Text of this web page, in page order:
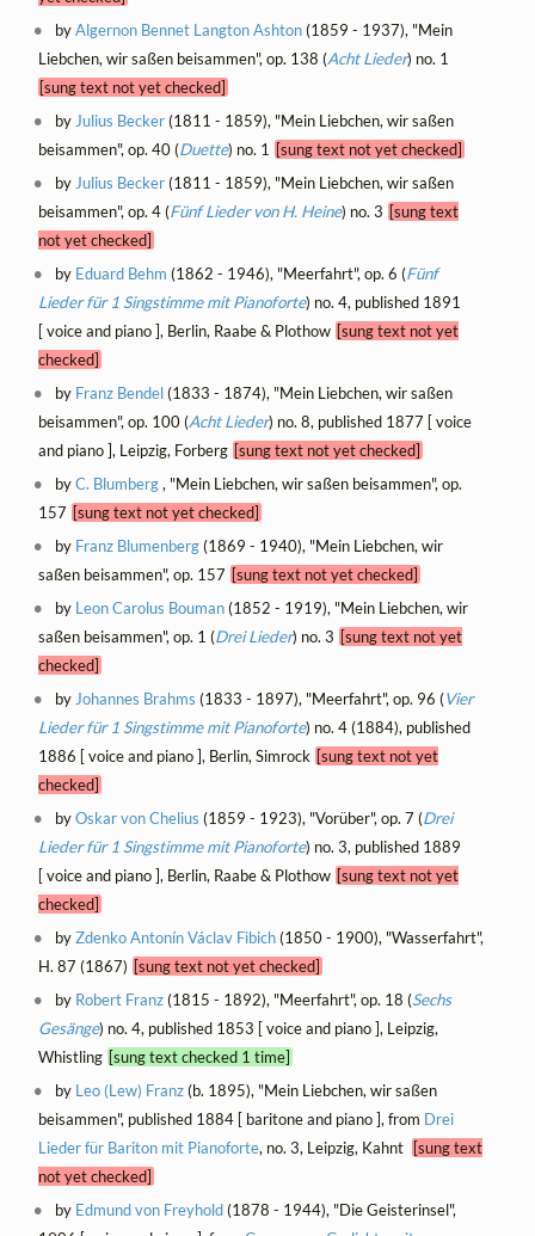
byAlgernon Bennet Langton Ashton(1859 - 1937), "Mein
Liebchen, wir saßen beisammen", op. 138 (Acht Lieder) no. 1
[sung text not yet checked]
by Julius Becker(1811 - 1859), "Mein Liebchen, wir saßen
beisammen", op. 40 (Duette) no. 1
[sung text not yet checked]
by Julius Becker(1811 - 1859), "Mein Liebchen, wir saßen
beisammen", op. 4 (Fünf Lieder von H. Heine) no. 3 [sung text
not yet checked]
by Eduard Behm (1862 - 1946), "Meerfahrt", op. 6 (Fünf
Lieder für 1 Singstimme mit Pianoforte) no. 4, published 1891
[ voice and piano ], Berlin, Raabe & Plothow [sung text not yet
checked]
by Franz Bendel(1833 - 1874), "Mein Liebchen, wir saßen
beisammen", op. 100 (Acht Lieder) no. 8, published 1877 [ voice
and piano ], Leipzig, Forberg [sung text not yet checked]
byC. Blumberg, "Mein Liebchen, wir saßen beisammen", op.
157 [sung text not yet checked]
by Franz Blumenberg(1869 - 1940), "Mein Liebchen, wir
saßen beisammen", op. 157 [sung text not yet checked]
by Leon Carolus Bouman(1852 - 1919), "Mein Liebchen, wir
saßen beisammen", op. 1 (Drei Lieder) no. 3 [sung text not yet
checked]
by Johannes Brahms (1833 - 1897), "Meerfahrt", op. 96 (Vier
Lieder für 1 Singstimme mit Pianoforte) no. 4 (1884), published
1886 [ voice and piano ], Berlin, Simrock [sung text not yet
checked]
byOskar von Chelius (1859 - 1923), "Vorüber", op. 7 (Drei
Lieder für 1 Singstimme mit Pianoforte) no. 3, published 1889
[ voice and piano ], Berlin, Raabe & Plothow [sung text not yet
checked]
byZdenko Antonín Václav Fibich(1850 - 1900), "Wasserfahrt",
H. 87 (1867) [sung text not yet checked]
by Robert Franz(1815 - 1892), "Meerfahrt", op. 18 (Sechs
Gesänge) no. 4, published 1853 [ voice and piano ], Leipzig,
Whistling [sung text checked 1 time]
by Leo (Lew) Franz(b. 1895), "Mein Liebchen, wir saßen
beisammen", published 1884 [ baritone and piano ], from Drei
Lieder für Bariton mit Pianoforte, no. 3, Leipzig, Kahnt
[sung text
not yet checked]
by Edmund von Freyhold(1878 - 1944), "Die Geisterinsel",